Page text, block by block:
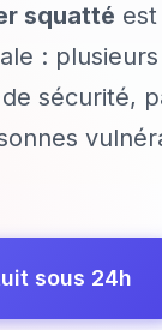
squatté
:
sécurité,
sous 24h